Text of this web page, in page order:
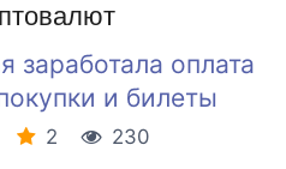
заработала оплата
и билеты
2
230